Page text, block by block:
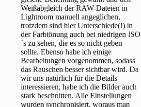
Weißabgleich der RAW-Dateien in
Lightroom manuell angeglichen,
trotzdem sind hier Unterschiede(!) in
der Farbtönung auch bei niedrigen ISO
´s zu sehen, die es so nicht geben
sollte. Ebenso habe ich einige
Bearbeitungen vorgenommen, sodass
das Rauschen besser sichtbar wird. Da
wir uns natürlich für die Details
interessieren, habe ich die Bilder auch
stark beschnitten. Alle Einstellungen
wurden synchronisiert, woraus man